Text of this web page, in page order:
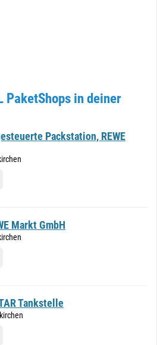
PaketShops in deiner
Packstation, REWE
Markt GmbH
Tankstelle